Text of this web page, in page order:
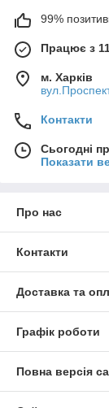
99%
Працює з
м. Харків
Контакти
Сьогодні
Показати
Про нас
Контакти
Доставка та
Графік роботи
Повна версія